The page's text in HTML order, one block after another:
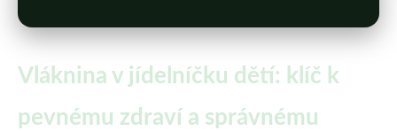
Vláknina v jídelníčku dětí: klíč k
pevnému zdraví a správnému